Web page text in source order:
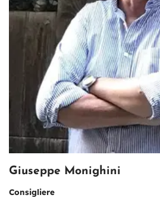
Giuseppe Monighini
Consigliere